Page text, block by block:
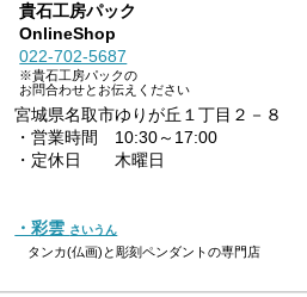
貴石工房パック
OnlineShop
022-702-5687
※貴石工房パックの
お問合わせとお伝えください
宮城県名取市ゆりが丘１丁目２－８
・営業時間 10:30～17:00
・定休日 木曜日
・彩雲 さいうん
タンカ(仏画)と彫刻ペンダントの専門店